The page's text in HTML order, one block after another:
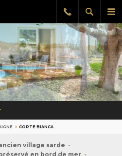
le
Afficher
la
Rappel
gratuit
CORTE BIANCA
village sarde
en bord de mer